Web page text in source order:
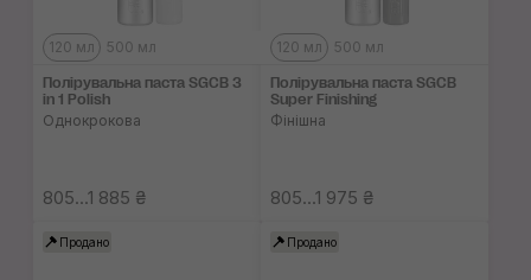
120 мл 500 мл
Полірувальна паста SGCB 3
in 1 Polish
Однокрокова
805...1 885 ₴
120 мл 500 мл
Полірувальна паста SGCB
Super Finishing
Фінішна
805...1 975 ₴
Продано Продано